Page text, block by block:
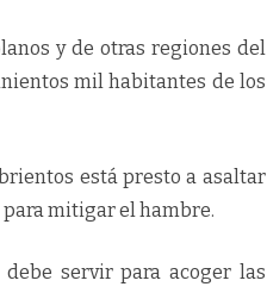
y de otras regiones del
mil habitantes de los
está presto a asaltar
para mitigar el hambre.
debe servir para acoger las